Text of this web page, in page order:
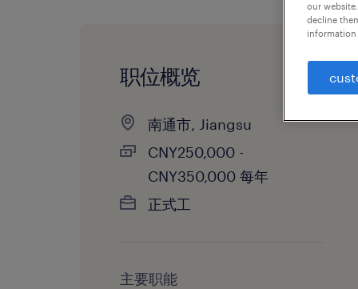
职位概览
南通市, Jiangsu
CNY250,000 -
CNY350,000 每年
正式工
主要职能
our
decline
information